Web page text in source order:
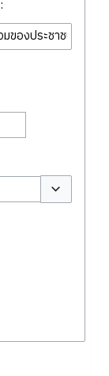
สลับตัวเลือก